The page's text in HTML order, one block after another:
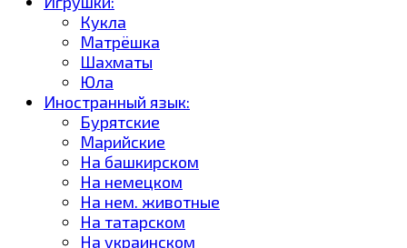
Кукла
Матрёшка
Шахматы
Юла
Иностранный язык:
Бурятские
Марийские
На башкирском
На немецком
На нем. животные
На татарском
На украинском